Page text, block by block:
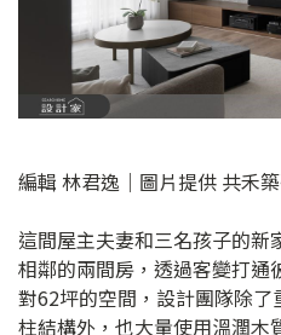
編輯 林君逸｜圖片提供 共禾
這間屋主夫妻和三名孩子的新
相鄰的兩間房，透過客變打通
對62坪的空間，設計團隊除
柱結構外，也大量使用溫潤木